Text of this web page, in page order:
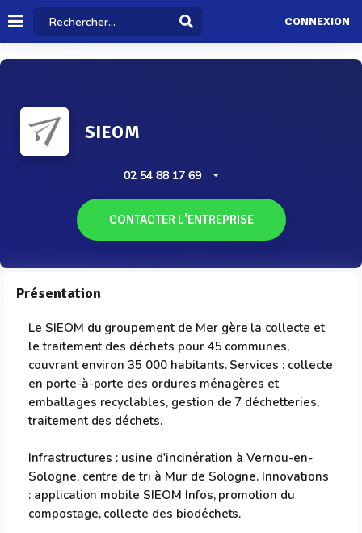
CONNEXION
SIEOM
02 54 88 17 69
CONTACTER L'ENTREPRISE
Présentation
Le SIEOM du groupement de Mer gère la collecte et
le traitement des déchets pour 45 communes,
couvrant environ 35 000 habitants. Services : collecte
en porte-à-porte des ordures ménagères et
emballages recyclables, gestion de 7 déchetteries,
traitement des déchets.
Infrastructures : usine d'incinération à Vernou-en-
Sologne, centre de tri à Mur de Sologne. Innovations
: application mobile SIEOM Infos, promotion du
compostage, collecte des biodéchets.